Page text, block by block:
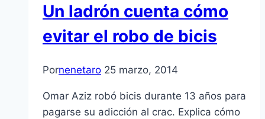
Un ladrón cuenta cómo
evitar el robo de bicis
Pornenetaro 25 marzo, 2014
Omar Aziz robó bicis durante 13 años para
pagarse su adicción al crac. Explica cómo